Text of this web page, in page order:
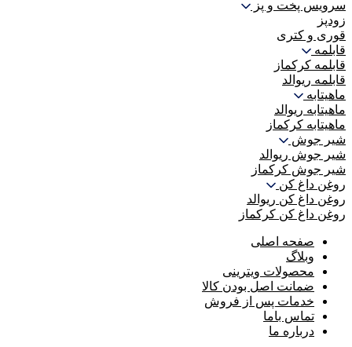
سرویس پخت و پز
زودپز
قوری و کتری
قابلمه
قابلمه کرکماز
قابلمه ریوالد
ماهیتابه
ماهیتابه ریوالد
ماهیتابه کرکماز
شیر جوش
شیر جوش ریوالد
شیر جوش کرکماز
روغن داغ کن
روغن داغ کن ریوالد
روغن داغ کن کرکماز
صفحه اصلی
وبلاگ
محصولات ویترینی
ضمانت اصل بودن کالا
خدمات پس از فروش
تماس باما
درباره ما